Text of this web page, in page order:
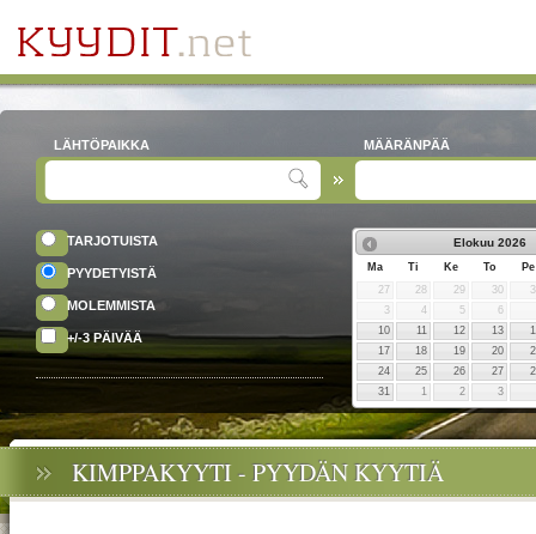
LÄHTÖPAIKKA MÄÄRÄNPÄÄ
TARJOTUISTA
PYYDETYISTÄ
MOLEMMISTA
+/-3 PÄIVÄÄ
Elokuu 2026
Ma Ti Ke To
Pe
27
28 29 30
3
4 5
6
10
11 12 13
17
18 19 20
24
25 26 27
31
1 2 3
KIMPPAKYYTI - PYYDÄN KYYTIÄ